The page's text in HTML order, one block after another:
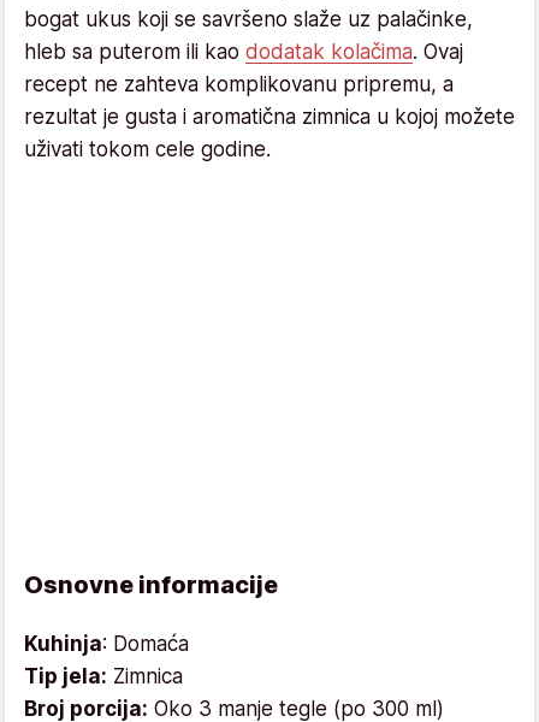
bogat ukus koji se savršeno slaže uz palačinke,
hleb sa puterom ili kao dodatak kolačima. Ovaj
recept ne zahteva komplikovanu pripremu, a
rezultat je gusta i aromatična zimnica u kojoj možete
uživati tokom cele godine.
Osnovne informacije
Kuhinja: Domaća
Tip jela: Zimnica
Broj porcija: Oko 3 manje tegle (po 300 ml)